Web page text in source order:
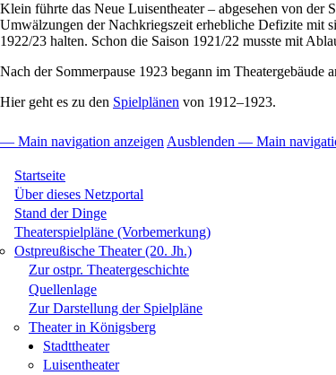
Klein führte das Neue Luisentheater – abgesehen von der
Umwälzungen der Nachkriegszeit erhebliche Defizite mit
1922/23 halten. Schon die Saison 1921/22 musste mit
Nach der Sommerpause 1923 begann im
Hier geht es zu den Spielplänen von 1912–1923.
navigation
— Main navigation anzeigen Ausblenden — Main
Startseite
Über dieses Netzportal
Stand der Dinge
Theaterspielpläne (Vorbemerkung)
Ostpreußische Theater (20. Jh.)
Zur ostpr. Theatergeschichte
Quellenlage
Zur Darstellung der Spielpläne
Theater in Königsberg
Stadttheater
Luisentheater